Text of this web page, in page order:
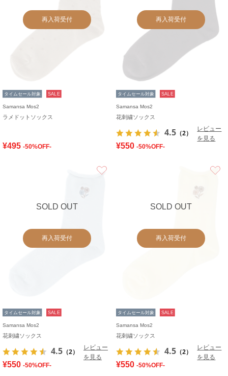
再入荷受付
タイムセール対象 SALE
Samansa Mos2
ラメドットソックス
¥495 -50%OFF-
再入荷受付
タイムセール対象 SALE
Samansa Mos2
花刺繍ソックス
4.5 （2）
レビュー
を見る
¥550 -50%OFF-
SOLD OUT
再入荷受付
タイムセール対象 SALE
Samansa Mos2
花刺繍ソックス
4.5 （2）
レビュー
を見る
¥550 -50%OFF-
SOLD OUT
再入荷受付
タイムセール対象 SALE
Samansa Mos2
花刺繍ソックス
4.5 （2）
レビュー
を見る
¥550 -50%OFF-